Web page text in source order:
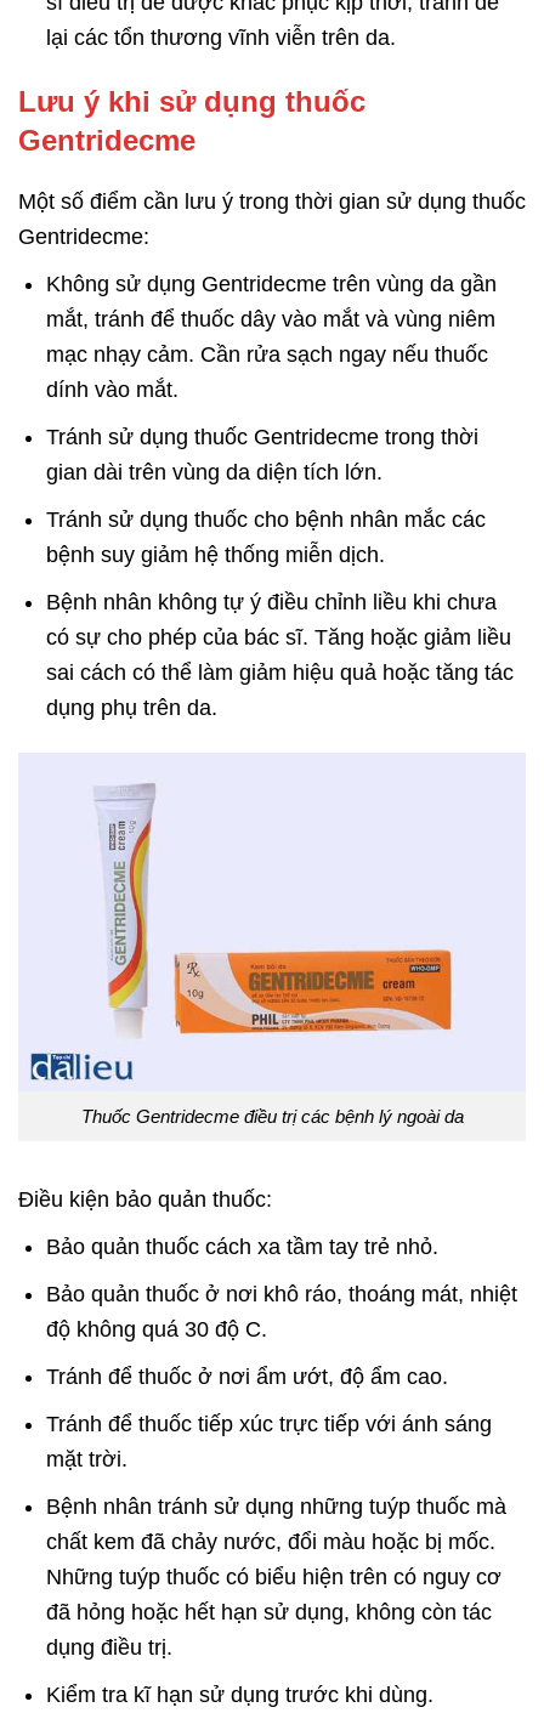
lại các tổn thương vĩnh viễn trên da.
Lưu ý khi sử dụng thuốc
Gentridecme
Một số điểm cần lưu ý trong thời gian sử dụng thuốc
Gentridecme:
Không sử dụng Gentridecme trên vùng da gần
mắt, tránh để thuốc dây vào mắt và vùng niêm
mạc nhạy cảm. Cần rửa sạch ngay nếu thuốc
dính vào mắt.
Tránh sử dụng thuốc Gentridecme trong thời
gian dài trên vùng da diện tích lớn.
Tránh sử dụng thuốc cho bệnh nhân mắc các
bệnh suy giảm hệ thống miễn dịch.
Bệnh nhân không tự ý điều chỉnh liều khi chưa
có sự cho phép của bác sĩ. Tăng hoặc giảm liều
sai cách có thể làm giảm hiệu quả hoặc tăng tác
dụng phụ trên da.
Thuốc Gentridecme điều trị các bệnh lý ngoài da
Điều kiện bảo quản thuốc:
Bảo quản thuốc cách xa tầm tay trẻ nhỏ.
Bảo quản thuốc ở nơi khô ráo, thoáng mát, nhiệt
độ không quá 30 độ C.
Tránh để thuốc ở nơi ẩm ướt, độ ẩm cao.
Tránh để thuốc tiếp xúc trực tiếp với ánh sáng
mặt trời.
Bệnh nhân tránh sử dụng những tuýp thuốc mà
chất kem đã chảy nước, đổi màu hoặc bị mốc.
Những tuýp thuốc có biểu hiện trên có nguy cơ
đã hỏng hoặc hết hạn sử dụng, không còn tác
dụng điều trị.
Kiểm tra kĩ hạn sử dụng trước khi dùng.